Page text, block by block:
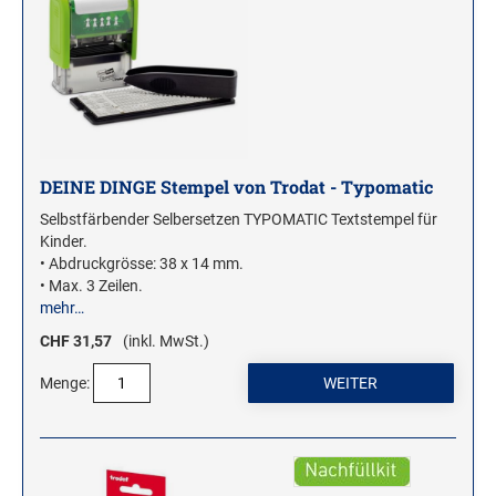
ROLLSTEMPEL
TRODAT VINTAGE STEMPEL
Emoticons Motivstempel
Enten Motivstempel
Geburt Motivstempel
Geburtstag Motivstempel
Hochzeit Motivstempel
LL-Set Motivstempel
DEINE DINGE Stempel von Trodat - Typomatic
Selbstfärbender Selbersetzen TYPOMATIC Textstempel für
Kinder.
• Abdruckgrösse: 38 x 14 mm.
• Max. 3 Zeilen.
mehr…
CHF 31,57
(inkl. MwSt.)
Menge: